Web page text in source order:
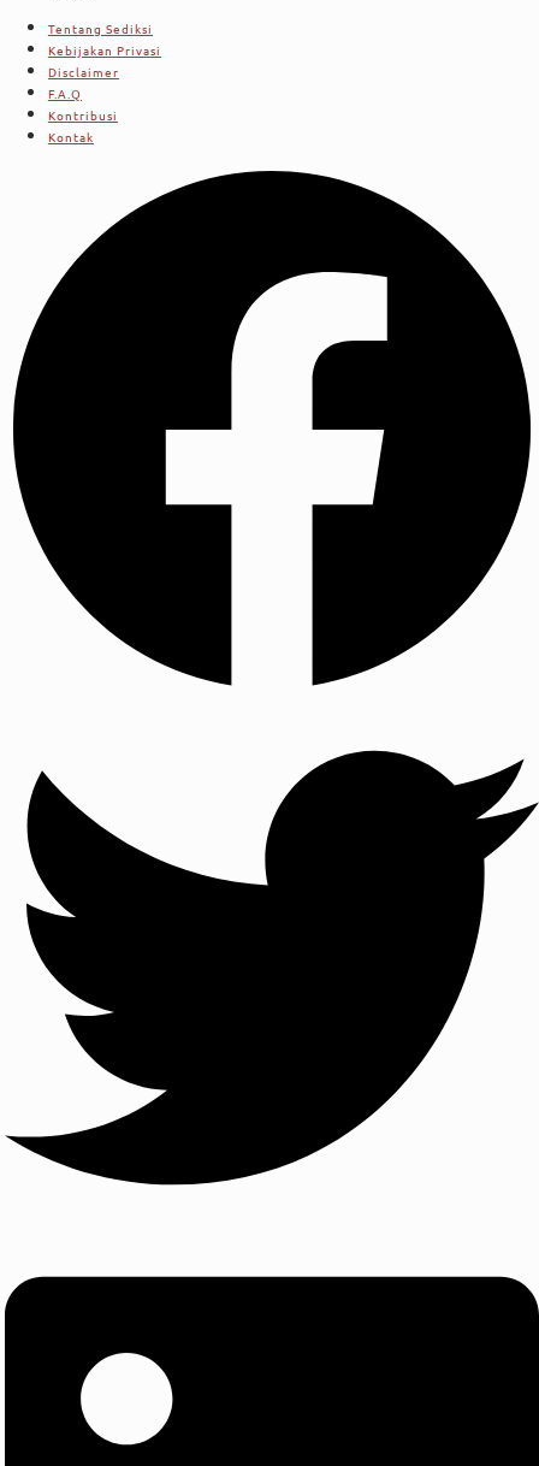
Tentang Sediksi
Kebijakan Privasi
Disclaimer
F.A.Q
Kontribusi
Kontak